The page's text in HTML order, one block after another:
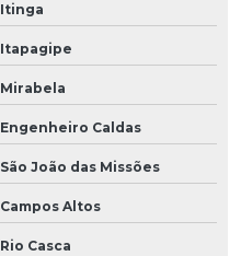
Itinga
Itapagipe
Mirabela
Engenheiro Caldas
São João das Missões
Campos Altos
Rio Casca